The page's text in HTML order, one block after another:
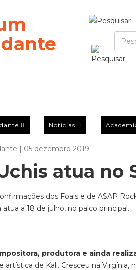
Notícias
| 05 dezembro 2019
atua no
dos Foals e de A$AP
atua a 18 de julho, no palco principal.
produtora e ainda
artística de Kali. Cresceu na Virgínia,